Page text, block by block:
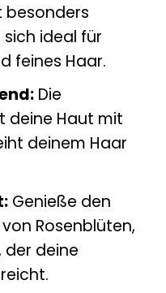
besonders
ideal für
feines Haar.
Die
deine Haut mit
deinem Haar
Genieße den
Rosenblüten,
der deine